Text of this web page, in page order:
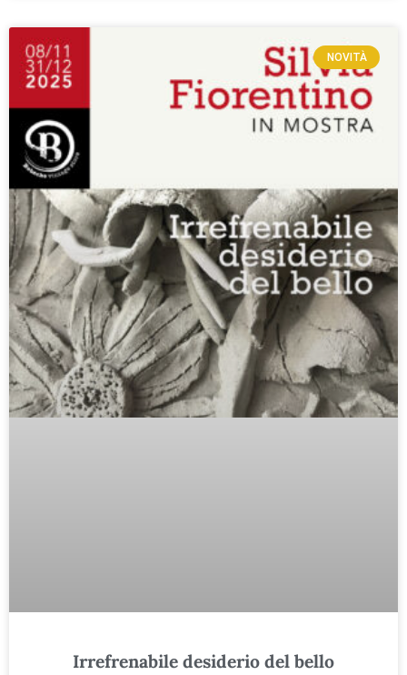
NOVITÀ
Irrefrenabile desiderio del bello